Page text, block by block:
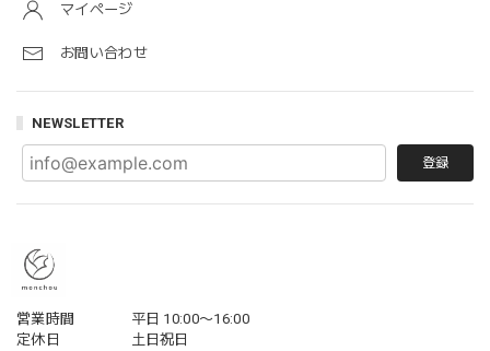
マイページ
お問い合わせ
NEWSLETTER
登録
営業時間
平日 10:00〜16:00
定休日
土日祝日